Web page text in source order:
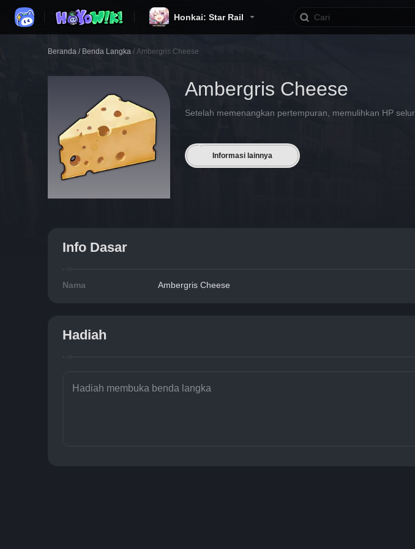
Honkai: Star Rail
Beranda / Benda Langka / Ambergris Cheese
Ambergris Cheese
Setelah memenangkan pertempuran, memulihkan HP
Informasi lainnya
Info Dasar
Nama Ambergris Cheese
Hadiah
Hadiah membuka benda langka